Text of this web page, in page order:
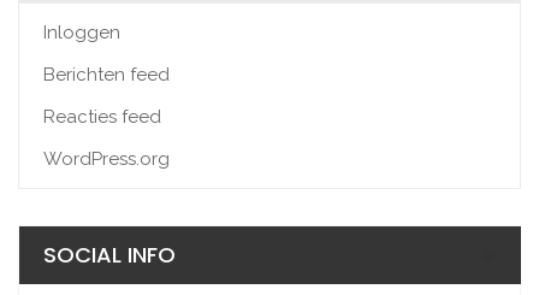
Inloggen
Berichten feed
Reacties feed
WordPress.org
SOCIAL INFO